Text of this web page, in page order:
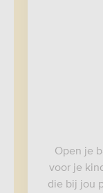
Open je
voor je
die bij jou